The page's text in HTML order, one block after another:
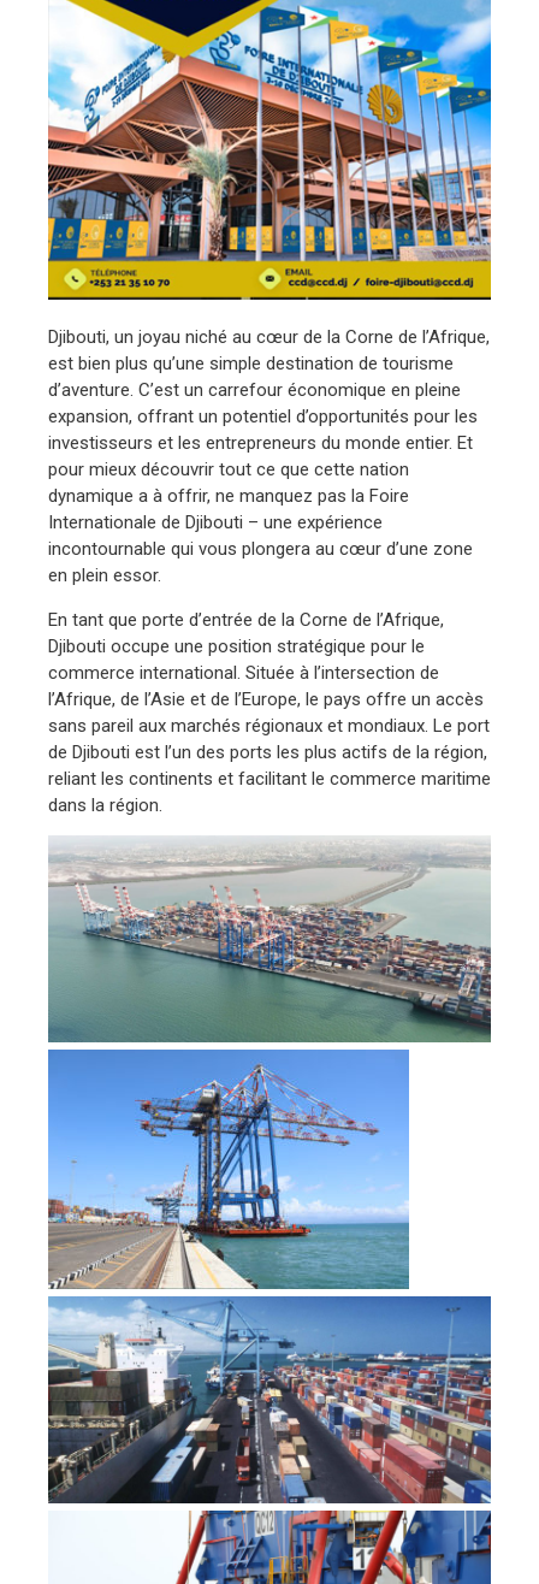
Djibouti, un joyau niché au cœur de la Corne de l’Afrique,
est bien plus qu’une simple destination de tourisme
d’aventure. C’est un carrefour économique en pleine
expansion, offrant un potentiel d’opportunités pour les
investisseurs et les entrepreneurs du monde entier. Et
pour mieux découvrir tout ce que cette nation
dynamique a à offrir, ne manquez pas la Foire
Internationale de Djibouti – une expérience
incontournable qui vous plongera au cœur d’une zone
en plein essor.
En tant que porte d’entrée de la Corne de l’Afrique,
Djibouti occupe une position stratégique pour le
commerce international. Située à l’intersection de
l’Afrique, de l’Asie et de l’Europe, le pays offre un accès
sans pareil aux marchés régionaux et mondiaux. Le port
de Djibouti est l’un des ports les plus actifs de la région,
reliant les continents et facilitant le commerce maritime
dans la région.